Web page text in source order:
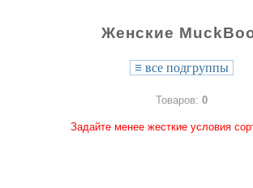
Женские
≡ все подгруппы
Товаров: 0
Задайте менее жесткие условия